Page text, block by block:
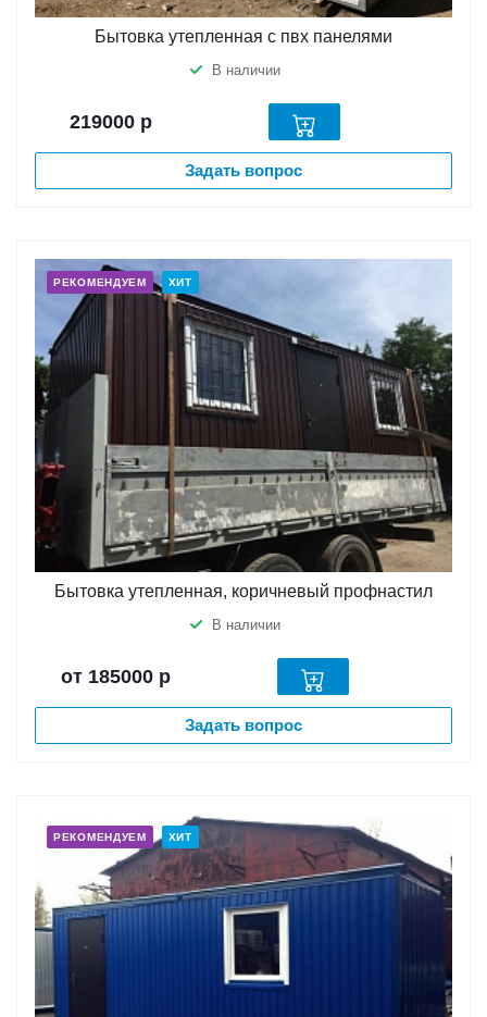
Бытовка утепленная с пвх панелями
В наличии
219000 р
Задать вопрос
РЕКОМЕНДУЕМ ХИТ
Бытовка утепленная, коричневый профнастил
В наличии
от 185000 р
Задать вопрос
РЕКОМЕНДУЕМ ХИТ